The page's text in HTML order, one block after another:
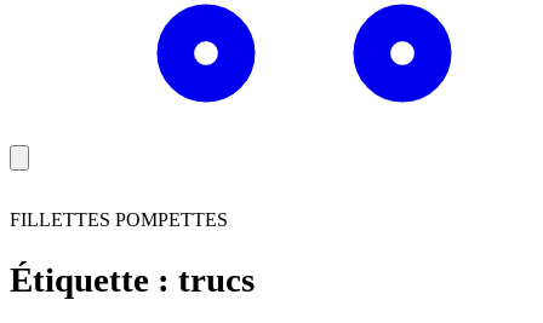
FILLETTES POMPETTES
Étiquette : trucs